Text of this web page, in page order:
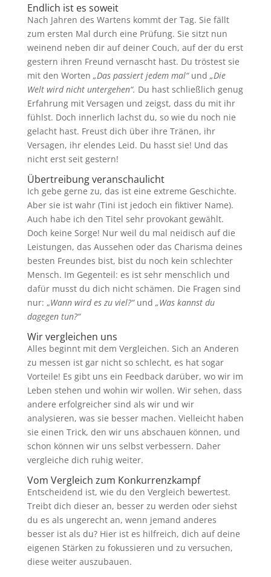
Endlich ist es soweit
Nach Jahren des Wartens kommt der Tag. Sie fällt
zum ersten Mal durch eine Prüfung. Sie sitzt nun
weinend neben dir auf deiner Couch, auf der du erst
gestern ihren Freund vernascht hast. Du tröstest sie
mit den Worten „Das passiert jedem mal“und „Die
Welt wird nicht untergehen“. Du hast schließlich genug
Erfahrung mit Versagen und zeigst, dass du mit ihr
fühlst. Doch innerlich lachst du, so wie du noch nie
gelacht hast. Freust dich über ihre Tränen, ihr
Versagen, ihr elendes Leid. Du hasst sie! Und das
nicht erst seit gestern!
Übertreibung veranschaulicht
Ich gebe gerne zu, das ist eine extreme Geschichte.
Aber sie ist wahr (Tini ist jedoch ein fiktiver Name).
Auch habe ich den Titel sehr provokant gewählt.
Doch keine Sorge! Nur weil du mal neidisch auf die
Leistungen, das Aussehen oder das Charisma deines
besten Freundes bist, bist du noch kein schlechter
Mensch. Im Gegenteil: es ist sehr menschlich und
dafür musst du dich nicht schämen. Die Fragen sind
nur: „Wann wird es zu viel?“und „Was kannst du
dagegen tun?“
Wir vergleichen uns
Alles beginnt mit dem Vergleichen. Sich an Anderen
zu messen ist gar nicht so schlecht, es hat sogar
Vorteile! Es gibt uns ein Feedback darüber, wo wir im
Leben stehen und wohin wir wollen. Wir sehen, dass
andere erfolgreicher sind als wir und wir
analysieren, was sie besser machen. Vielleicht haben
sie einen Trick, den wir uns abschauen können, und
schon können wir uns selbst verbessern. Daher
vergleiche dich ruhig weiter.
Vom Vergleich zum Konkurrenzkampf
Entscheidend ist, wie du den Vergleich bewertest.
Treibt dich dieser an, besser zu werden oder siehst
du es als ungerecht an, wenn jemand anderes
besser ist als du? Hier ist es hilfreich, dich auf deine
eigenen Stärken zu fokussieren und zu versuchen,
diese weiter auszubauen.